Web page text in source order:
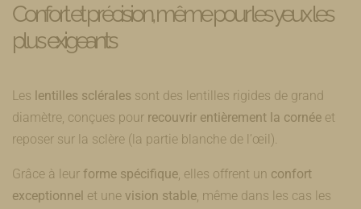
Confort et précision, même pour les yeux les
plus exigeants
Les lentilles sclérales sont des lentilles rigides de grand
diamètre, conçues pour recouvrir entièrement la cornée et
reposer sur la sclère (la partie blanche de l’œil).
Grâce à leur forme spécifique, elles offrent un confort
exceptionnel et une vision stable, même dans les cas les